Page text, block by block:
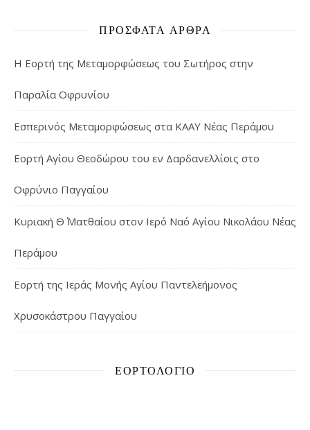
ΠΡΌΣΦΑΤΑ ΆΡΘΡΑ
Η Εορτή της Μεταμορφώσεως του Σωτήρος στην
Παραλία Οφρυνίου
Εσπερινός Μεταμορφώσεως στα ΚΑΑΥ Νέας Περάμου
Εορτή Αγίου Θεοδώρου του εν Δαρδανελλίοις στο
Οφρύνιο Παγγαίου
Κυριακή Θ΄ Ματθαίου στον Ιερό Ναό Αγίου Νικολάου Νέας
Περάμου
Εορτή της Ιεράς Μονής Αγίου Παντελεήμονος
Χρυσοκάστρου Παγγαίου
ΕΟΡΤΟΛΌΓΙΟ